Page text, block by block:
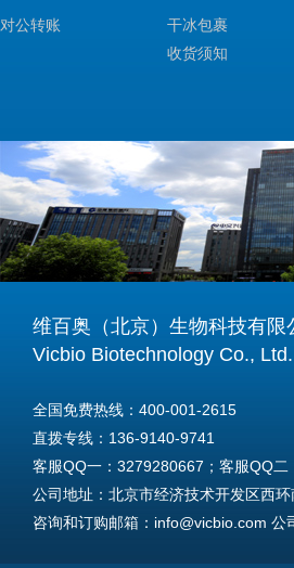
对公转账
干冰包裹
收货须知
维百奥（北京）生物科技有限
Vicbio Biotechnology Co., Ltd.
全国免费热线：400-001-2615
直拨专线：136-9140-9741
客服QQ一：3279280667；客服QQ二
公司地址：北京市经济技术开发区西
咨询和订购邮箱：info@vicbio.com 公